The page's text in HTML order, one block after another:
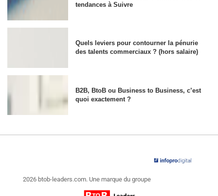
tendances à Suivre
Quels leviers pour contourner la pénurie
des talents commerciaux ? (hors salaire)
B2B, BtoB ou Business to Business, c’est
quoi exactement ?
2026 btob-leaders.com. Une marque du groupe